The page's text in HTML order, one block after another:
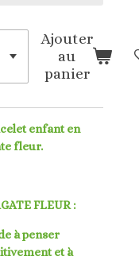
Ajouter
au
panier
enfant en
fleur.
FLEUR :
à penser
et à